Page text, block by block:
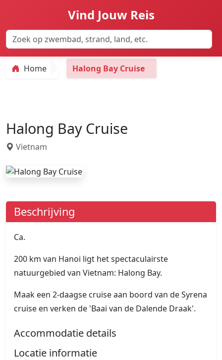
Vind Jouw Reis
Home Halong Bay Cruise
Halong Bay Cruise
Vietnam
Beschrijving
Ca.
200 km van Hanoi ligt het spectaculairste
natuurgebied van Vietnam: Halong Bay.
Maak een 2-daagse cruise aan boord van de Syrena
cruise en verken de 'Baai van de Dalende Draak'.
Accommodatie details
Locatie informatie